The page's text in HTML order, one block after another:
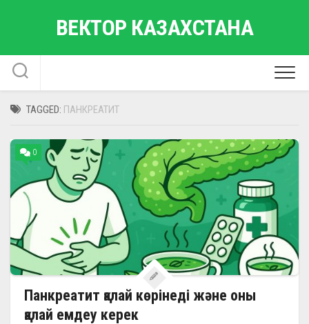
ВЕКТОР КАЗАХСТАНА
TAGGED: ПАНКРЕАТИТ
0
Панкреатит қалай көрінеді және оны
қалай емдеу керек